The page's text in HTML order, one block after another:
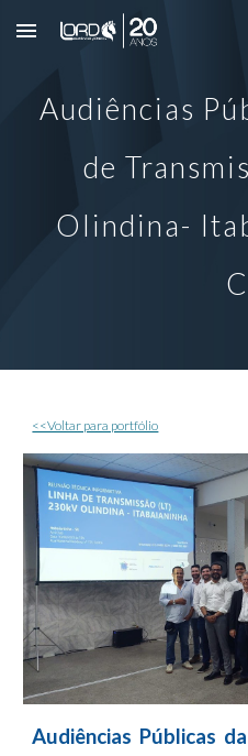
Skip to main content
Audiências
de
Olindina-
<<Voltar para portfólio
Audiências Públicas da